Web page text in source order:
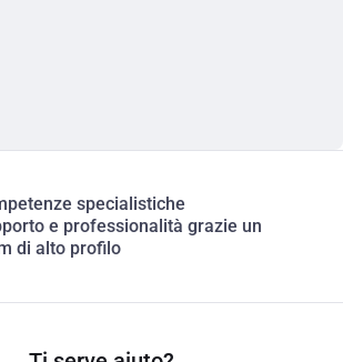
specialistiche
e professionalità grazie un
di alto profilo